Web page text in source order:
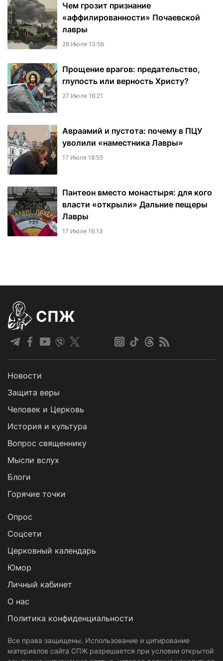
Чем грозит признание
«аффилированности» Почаевской
лавры
28 Июля 13:56
Прощение врагов: предательство,
глупость или верность Христу?
27 Июля 16:21
Авраамий и пустота: почему в ПЦУ
уволили «наместника Лавры»
17 Июля 18:55
Пантеон вместо монастыря: для кого
власти «открыли» Дальние пещеры
Лавры
17 Июля 16:13
СПЖ
Новости
Защита веры
Человек и Церковь
История и культура
Вопрос священнику
Мысли вслух
Блоги
Горячие точки
Опрос
Cоцсети
Церковный календарь
Юмор
Личный кабинет
О нас
Политика конфиденциальности
Все права защищены. Использование и цитирование
материалов сайта СПЖ разрешается при условии открытой